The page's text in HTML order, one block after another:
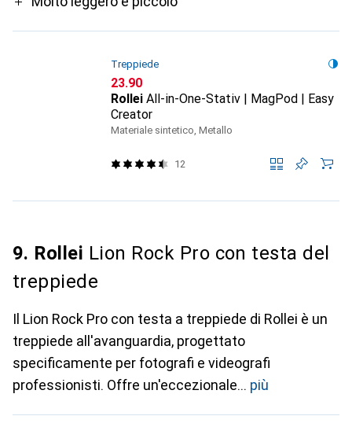
Treppiede
CHF
23.90
Rollei All-in-One-Stativ | MagPod | Easy
Creator
Materiale sintetico, Metallo
12
9. Rollei Lion Rock Pro con testa del
treppiede
Il Lion Rock Pro con testa a treppiede di Rollei è un
treppiede all'avanguardia, progettato
specificamente per fotografi e videografi
professionisti. Offre un'eccezionale
più